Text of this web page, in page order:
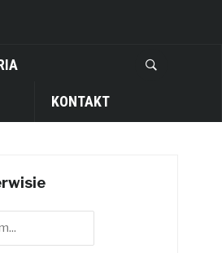
KONTAKT